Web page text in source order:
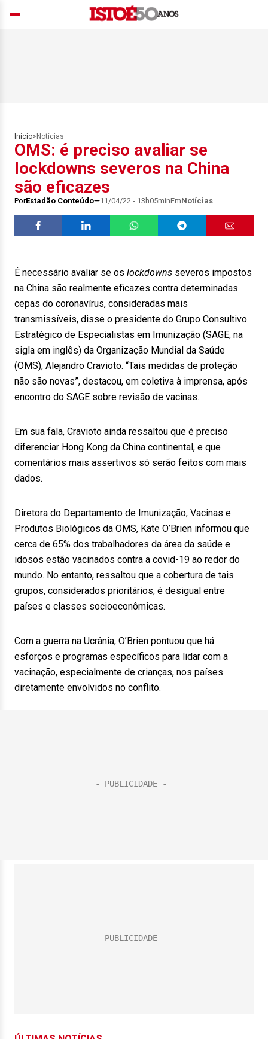
Início> Notícias
OMS: é preciso avaliar se
lockdowns severos na China
são eficazes
PorEstadão Conteúdo 11/04/22 - 13h05minEmNotícias
É necessário avaliar se os lockdowns severos impostos
na China são realmente eficazes contra determinadas
cepas do coronavírus, consideradas mais
transmissíveis, disse o presidente do Grupo Consultivo
Estratégico de Especialistas em Imunização (SAGE, na
sigla em inglês) da Organização Mundial da Saúde
(OMS), Alejandro Cravioto. “Tais medidas de proteção
não são novas”, destacou, em coletiva à imprensa, após
encontro do SAGE sobre revisão de vacinas.
Em sua fala, Cravioto ainda ressaltou que é preciso
diferenciar Hong Kong da China continental, e que
comentários mais assertivos só serão feitos com mais
dados.
Diretora do Departamento de Imunização, Vacinas e
Produtos Biológicos da OMS, Kate O’Brien informou que
cerca de 65% dos trabalhadores da área da saúde e
idosos estão vacinados contra a covid-19 ao redor do
mundo. No entanto, ressaltou que a cobertura de tais
grupos, considerados prioritários, é desigual entre
países e classes socioeconômicas.
Com a guerra na Ucrânia, O’Brien pontuou que há
esforços e programas específicos para lidar com a
vacinação, especialmente de crianças, nos países
diretamente envolvidos no conflito.